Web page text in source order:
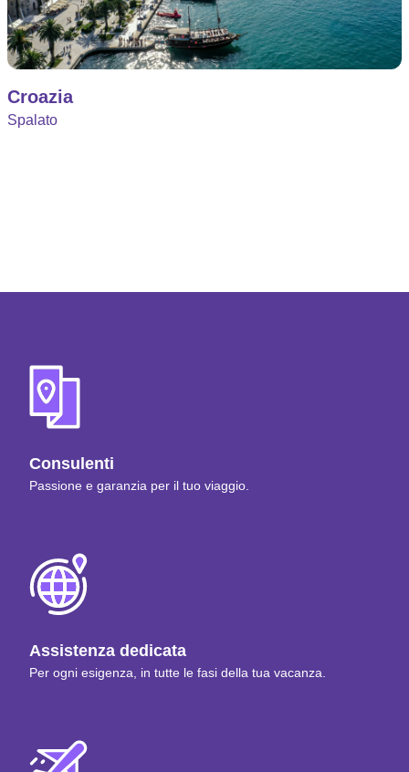
Croazia
Spalato
Consulenti
Passione e garanzia per il tuo viaggio.
Assistenza dedicata
Per ogni esigenza, in tutte le fasi della tua vacanza.